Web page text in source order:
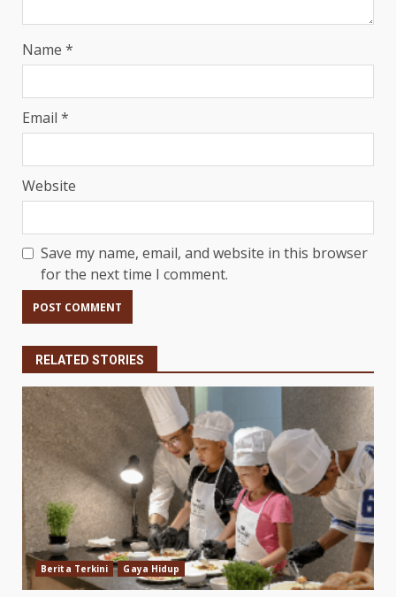
Name *
Email *
Website
Save my name, email, and website in this browser
for the next time I comment.
RELATED STORIES
Berita Terkini Gaya Hidup